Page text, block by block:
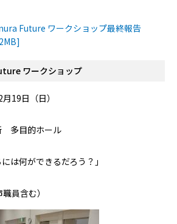
Future ワークショップ最終報告
ワークショップ
19日（日）
多目的ホール
は何ができるだろう？」
員含む）